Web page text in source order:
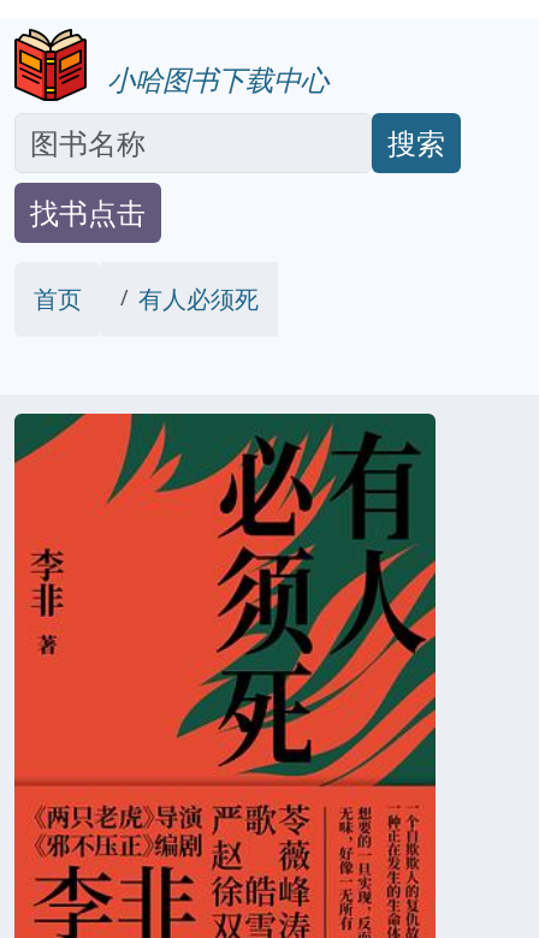
小哈图书下载中心
搜索
找书点击
首页 有人必须死